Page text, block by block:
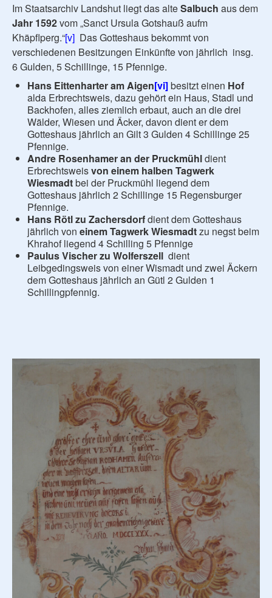
Im Staatsarchiv Landshut liegt das alteSalbuch aus dem
Jahr 1592vom „Sanct Ursula Gotshauß aufm
Khäpflperg.“[v] Das Gotteshaus bekommt von
verschiedenen Besitzungen Einkünfte von jährlich insg.
6 Gulden, 5 Schillinge, 15 Pfennige.
Hans Eittenharter am Aigen[vi]besitzt einen Hof
alda Erbrechtsweis, dazu gehört ein Haus, Stadl und
Backhofen, alles ziemlich erbaut, auch an die drei
Wälder, Wiesen und Äcker, davon dient er dem
Gotteshaus jährlich an Gilt 3 Gulden 4 Schillinge 25
Pfennige.
Andre Rosenhameran der Pruckmühldient
Erbrechtsweisvon einem halben Tagwerk
Wiesmadtbei der Pruckmühl liegend dem
Gotteshaus jährlich 2 Schillinge 15 Regensburger
Pfennige.
Hans Rötl zu Zachersdorfdient dem Gotteshaus
jährlich von einem Tagwerk Wiesmadtzu negst beim
Khrahof liegend 4 Schilling 5 Pfennige
Paulus Vischer zu Wolferszell dient
Leibgedingsweis von einer Wismadt und zwei Äckern
dem Gotteshaus jährlich an Gütl 2 Gulden 1
Schillingpfennig.